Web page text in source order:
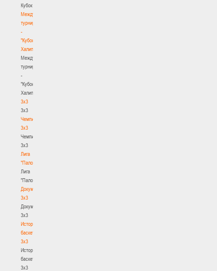
Кубок
Международный
турнир
-
"Кубок
Халипского"
Международный
турнир
-
"Кубок
Халипского"
3x3
3x3
Чемпионат
3х3
Чемпионат
3х3
Лига
"Палова"
Лига
"Палова"
Документы
3х3
Документы
3х3
История
баскетбола
3х3
История
баскетбола
3х3